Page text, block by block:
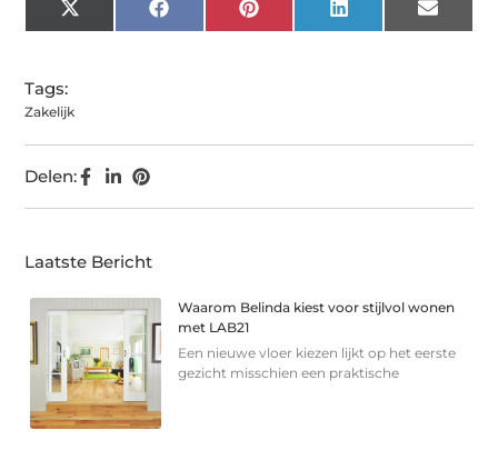
X
(Twitter)
FacebookPinterest LinkedIn Email
Tags:
Zakelijk
Delen:
Laatste Bericht
Waarom Belinda kiest voor stijlvol wonen
met LAB21
Een nieuwe vloer kiezen lijkt op het eerste
gezicht misschien een praktische